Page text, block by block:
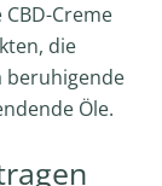
Creme
die
beruhigende
Öle.